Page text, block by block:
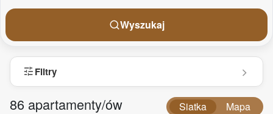
Wyszukaj
tuneFiltry
86 apartamenty/ów Siatka Mapa